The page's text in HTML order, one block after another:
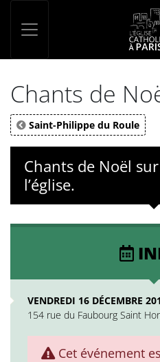
Chants de
Saint-Philippe du Roule
Chants de Noël
l’église.
VENDREDI 16 DÉCEMBRE
154 rue du Faubourg Saint
Cet événement
Panneau de gestion des